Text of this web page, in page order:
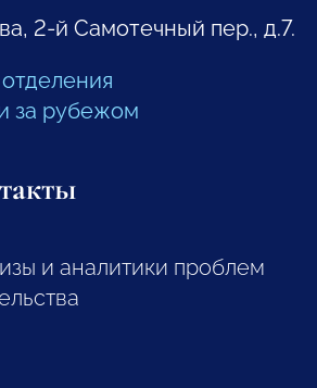
2-й Самотечный пер., д.7.
за рубежом
и аналитики проблем